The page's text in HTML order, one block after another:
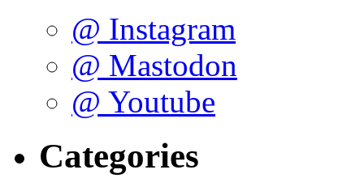
@ Instagram
@ Mastodon
@ Youtube
Categories